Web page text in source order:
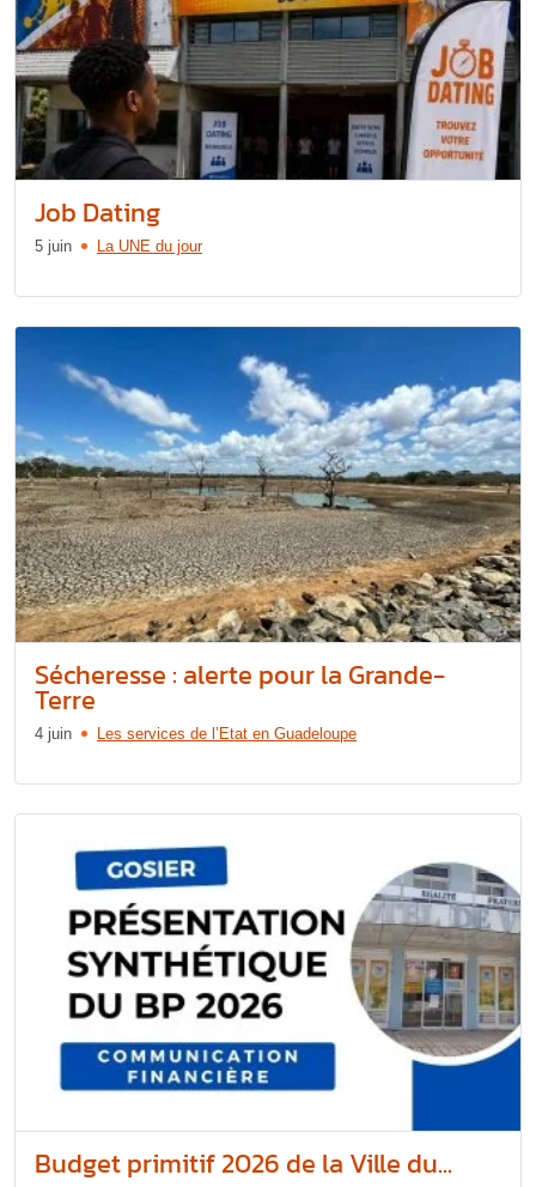
Job Dating
5 juin La UNE du jour
Sécheresse : alerte pour la Grande-
Terre
4 juin Les services de l’Etat en Guadeloupe
Budget primitif 2026 de la Ville du...